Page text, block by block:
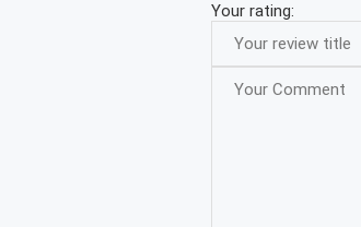
Your rating: